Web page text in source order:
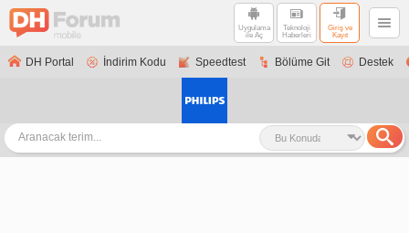
Uygulama
ile Aç
Teknoloji
Haberleri
Giriş ve
Kayıt
DH Portal İndirim Kodu Speedtest Bölüme Git Destek